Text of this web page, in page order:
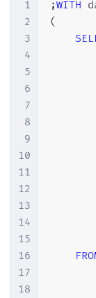
1
2
3
4
5
6
7
8
9
10
11
12
13
14
15
16
17
18
;WITH
(